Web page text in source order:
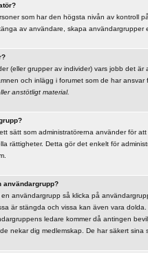
som har den högsta nivån av kontroll
av användare, skapa användargrupper
(eller grupper av individer) vars jobb det
och inlägg i forumet som de har
anstötligt material.
sätt som administratörerna använder för
rättigheter. Detta gör det enkelt för
användargrupp?
användargrupp så klicka på
är stängda och vissa kan även vara
ledare kommer då antingen
nekar dig medlemskap. De har säkert sina